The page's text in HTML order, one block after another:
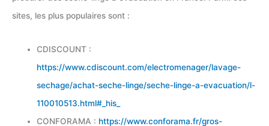
sites, les plus populaires sont :
CDISCOUNT :
https://www.cdiscount.com/electromenager/lavage-
sechage/achat-seche-linge/seche-linge-a-evacuation/l-
110010513.html#_his_
CONFORAMA : https://www.conforama.fr/gros-